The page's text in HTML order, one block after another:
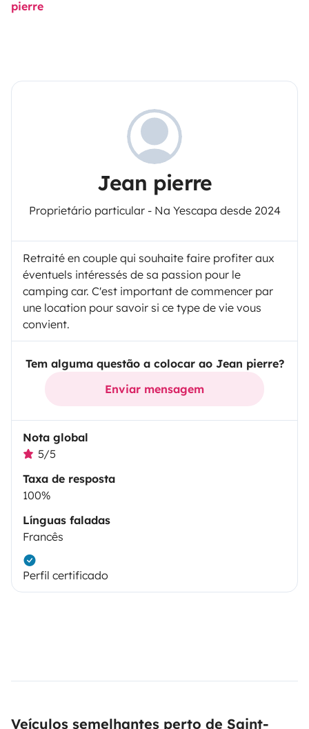
pierre
Jean pierre
Proprietário particular - Na Yescapa desde 2024
Retraité en couple qui souhaite faire profiter aux
éventuels intéressés de sa passion pour le
camping car. C'est important de commencer par
une location pour savoir si ce type de vie vous
convient.
Tem alguma questão a colocar ao Jean pierre?
Enviar mensagem
Nota global
5/5
Taxa de resposta
100%
Línguas faladas
Francês
Perfil certificado
Veículos semelhantes perto de Saint-